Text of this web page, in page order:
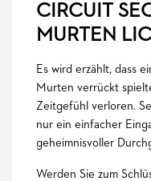
CIRCUIT
MURTEN
Es wird erzählt, dass
Murten verrückt
Zeitgefühl verloren.
nur ein einfacher
geheimnisvoller
Werden Sie zum